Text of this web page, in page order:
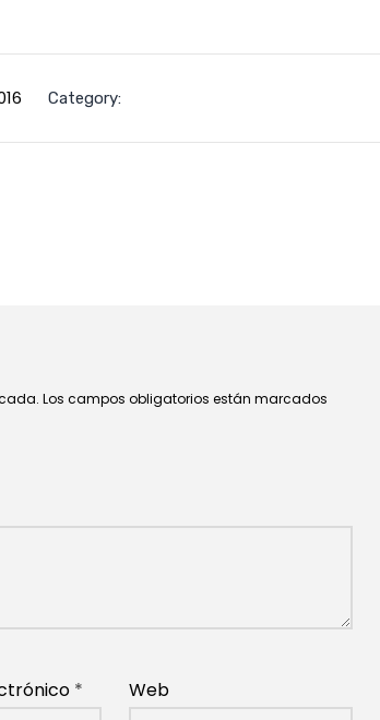
Category:
Los campos obligatorios están marcados
* Web